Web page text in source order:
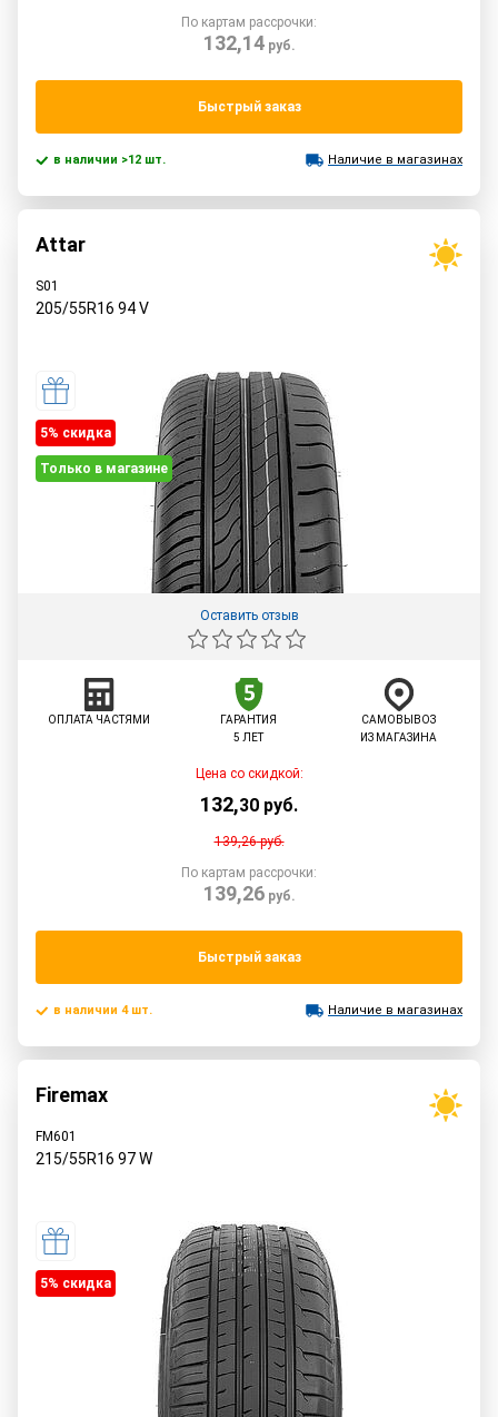
По картам рассрочки:
132,14руб.
Быстрый заказ
в наличии >12 шт. Наличие в магазинах
Attar
S01
205/55R16 94V
5% cкидка
Только в магазине
Оставить отзыв
ОПЛАТА ЧАСТЯМИ
ГАРАНТИЯ
5 ЛЕТ
САМОВЫВОЗ
ИЗ МАГАЗИНА
Цена со скидкой:
132,30 руб.
139,26руб.
По картам рассрочки:
139,26руб.
Быстрый заказ
в наличии 4 шт. Наличие в магазинах
Firemax
FM601
215/55R16 97W
5% cкидка